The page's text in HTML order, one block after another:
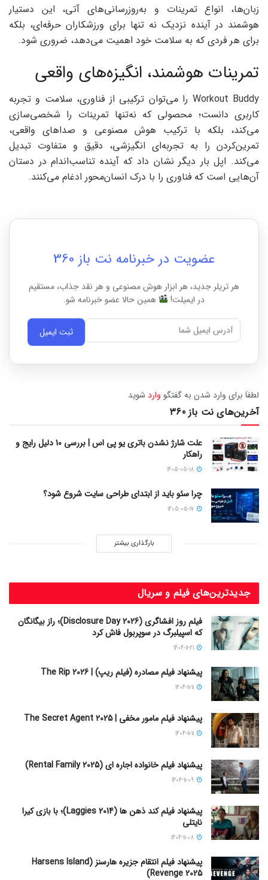
زبان‌ها، انواع تمرینات و به‌روزرسانی‌های آتی، این دستیار
هوشمند در آینده نزدیک نه تنها برای ورزشکاران حرفه‌ای، بلکه
برای هر فردی که به سلامت خود اهمیت می‌دهد، ضروری شود.
تمرینات هوشمند، انگیزه‌های واقعی
Workout Buddy را می‌توان ترکیبی از فناوری، سلامت و تجربه
کاربری دانست؛ محصولی که نه‌تنها تمرینات را شخصی‌سازی
می‌کند، بلکه با ترکیب هوش مصنوعی و صداهای واقعی،
تمرین‌کردن را به تجربه‌ای انگیزشی، دقیق و متفاوت تبدیل
می‌کند. اپل بار دیگر نشان داد که آینده تناسب‌اندام در دستان
آن‌هایی است که فناوری را با درک انسان‌محور ادغام می‌کنند.
عضویت در خبرنامه نت باز 360
هر تریلر جدید، هر ابزار هوش مصنوعی و هر نقد جذاب، مستقیم
در ایمیلت!
همین حالا عضو خبرنامه شو.
ثبت ایمیل
لطفاَ برای وارد شدن به گفتگو وارد شوید
آخرین‌های نت باز 360
علت شارژ نشدن باتری یو پی اس | بررسی 10 دلیل رایج و
راهکار
چرا سئو باید از ابتدای طراحی سایت شروع شود؟
بارگذاری بیشتر
جدیدترین‌های فیلم و سریال
فیلم روز افشاگری (Disclosure Day 2026)؛ راز بیگانگان
که اسپیلبرگ در سوپربول فاش کرد
پیشنهاد فیلم مصادره (فیلم ریپ) | The Rip 2026
پیشنهاد فیلم مامور مخفی | The Secret Agent 2025
پیشنهاد فیلم خانواده اجاره‌ ای (Rental Family 2025)
پیشنهاد فیلم کند ذهن ها (Laggies 2014)؛ با بازی کیرا
نایتلی
پیشنهاد فیلم انتقام جزیره هارسنز (Harsens Island
Revenge 2025)